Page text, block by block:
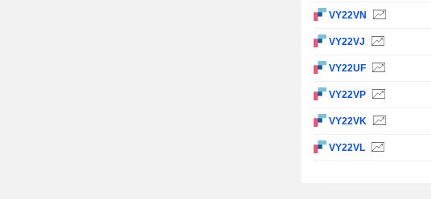
VY22VN
VY22VJ
VY22UF
VY22VP
VY22VK
VY22VL